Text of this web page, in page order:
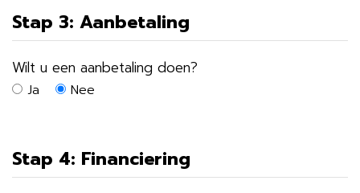
Stap 3: Aanbetaling
Wilt u een aanbetaling doen?
Ja Nee
Stap 4: Financiering